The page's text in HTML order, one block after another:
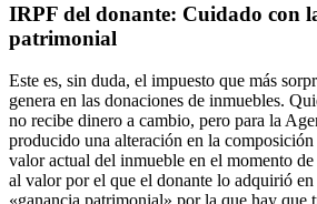
IRPF del donante: Cuidado con
patrimonial
Este es, sin duda, el impuesto que más
genera en las donaciones de inmuebles.
no recibe dinero a cambio, pero para la
producido una alteración en la
valor actual del inmueble en el momento
al valor por el que el donante lo adquirió en